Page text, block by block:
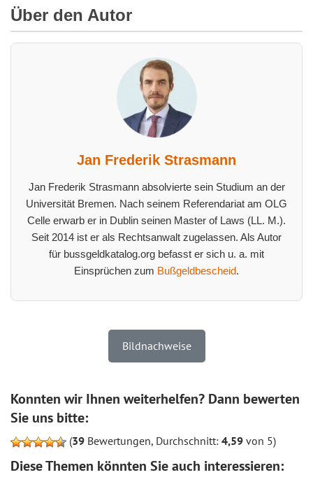
Über den Autor
Jan Frederik Strasmann
Jan Frederik Strasmann absolvierte sein Studium an der
Universität Bremen. Nach seinem Referendariat am OLG
Celle erwarb er in Dublin seinen Master of Laws (LL. M.).
Seit 2014 ist er als Rechtsanwalt zugelassen. Als Autor
für bussgeldkatalog.org befasst er sich u. a. mit
Einsprüchen zum Bußgeldbescheid.
Bildnachweise
Konnten wir Ihnen weiterhelfen? Dann bewerten
Sie uns bitte:
(39 Bewertungen, Durchschnitt: 4,59 von 5)
Diese Themen könnten Sie auch interessieren: